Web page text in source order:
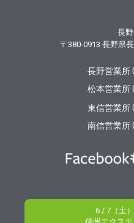
長
〒380-0913 長野県
長野営業所
松本営業所
東信営業所
南信営業所
6 / 7（土